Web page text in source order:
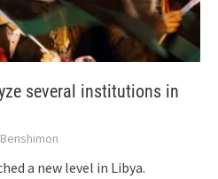
several institutions in
a new level in Libya.